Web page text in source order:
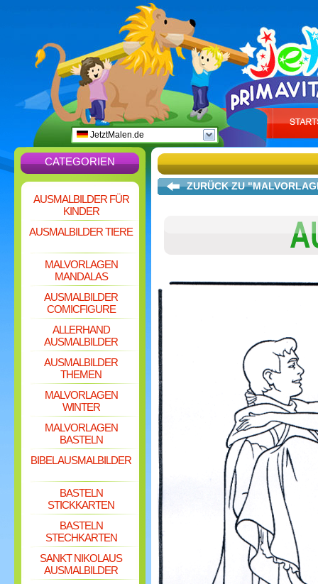
JetztMalen.de
CATEGORIEN
AUSMALBILDER FÜR
KINDER
AUSMALBILDER TIERE
MALVORLAGEN
MANDALAS
AUSMALBILDER
COMICFIGURE
ALLERHAND
AUSMALBILDER
AUSMALBILDER
THEMEN
MALVORLAGEN
WINTER
MALVORLAGEN
BASTELN
BIBEL AUSMALBILDER
BASTELN
STICKKARTEN
BASTELN
STECHKARTEN
SANKT NIKOLAUS
AUSMALBILDER
ZURÜCK ZU